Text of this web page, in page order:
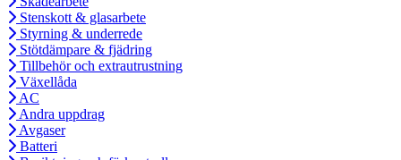
Stenskott & glasarbete
Styrning & underrede
Stötdämpare & fjädring
Tillbehör och extrautrustning
Växellåda
AC
Andra uppdrag
Avgaser
Batteri